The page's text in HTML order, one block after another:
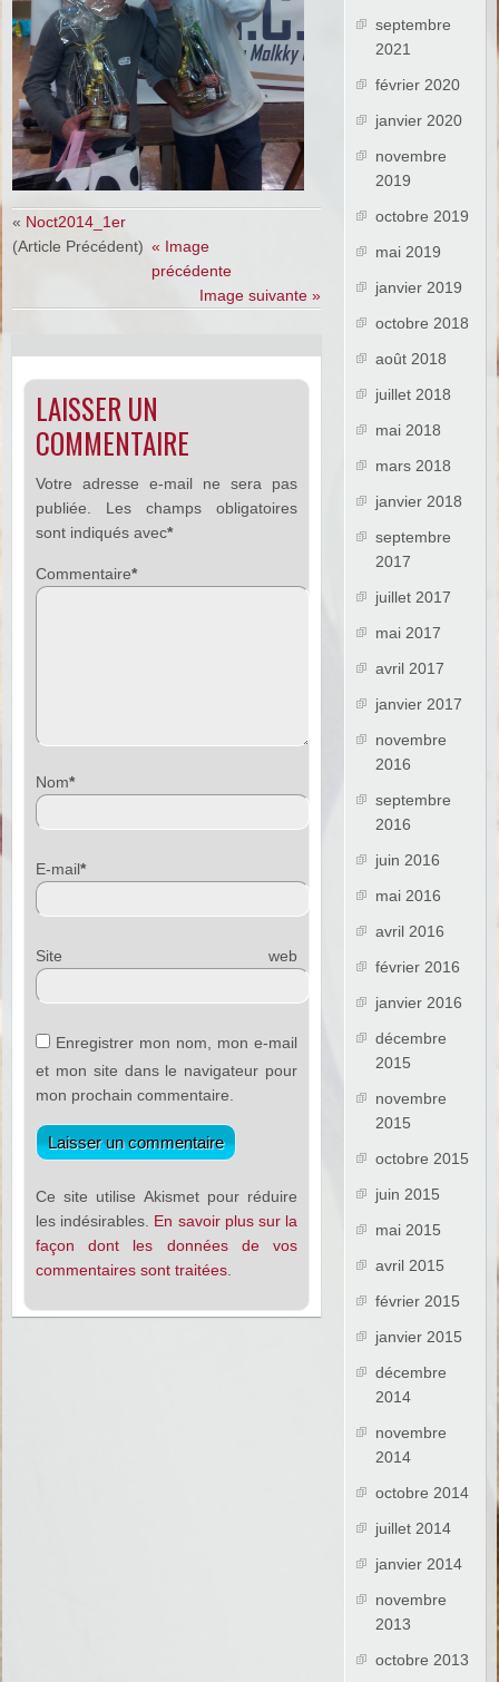
« Noct2014_1er
(Article Précédent) « Image
précédente
Image suivante »
LAISSER UN
COMMENTAIRE
Votre adresse e-mail ne sera pas
publiée.
Les champs obligatoires
sont indiqués avec*
Commentaire*
Nom*
E-mail*
Site web
Enregistrer mon nom, mon e-mail
et mon site dans le navigateur pour
mon prochain commentaire.
Ce site utilise Akismet pour réduire
les indésirables. En savoir plus sur la
façon dont les données de vos
commentaires sont traitées.
septembre
2021
février 2020
janvier 2020
novembre
2019
octobre 2019
mai 2019
janvier 2019
octobre 2018
août 2018
juillet 2018
mai 2018
mars 2018
janvier 2018
septembre
2017
juillet 2017
mai 2017
avril 2017
janvier 2017
novembre
2016
septembre
2016
juin 2016
mai 2016
avril 2016
février 2016
janvier 2016
décembre
2015
novembre
2015
octobre 2015
juin 2015
mai 2015
avril 2015
février 2015
janvier 2015
décembre
2014
novembre
2014
octobre 2014
juillet 2014
janvier 2014
novembre
2013
octobre 2013